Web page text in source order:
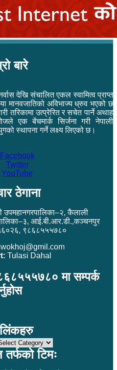
बारे
देखि संचालित एकल स्वामित्व प्राप्त
मानवजातिको अविभाज्य ध्रुव भएको छ
तरिकामा उत्प्रेरित र सचेत पार्ने अथाह
एक बेंचमार्क सिर्जना गरी नेपाली
स्थापना गर्ने लक्ष्य लिएको छ।
Facebook
Twitter
YouTube
ठेगाना
उपमहानगरपालिका–२, कैलाली
आई.बी.आर.डी.,कञ्चनपुर
९८६८५५५७८०
Tulasi Dahal
मा सम्पर्क
टिमः